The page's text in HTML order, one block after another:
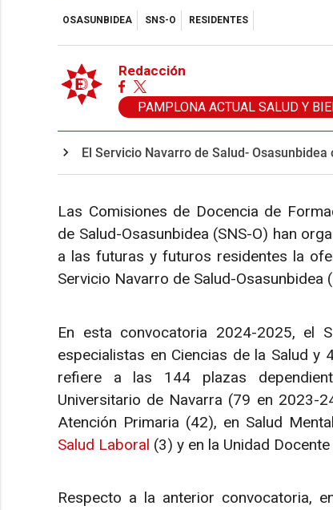
OSASUNBIDEA SNS-O RESIDENTES
Redacción
PAMPLONA ACTUAL SALUD Y
El Servicio Navarro de Salud-
Las Comisiones de Docencia de
de Salud-Osasunbidea (SNS-O) han
a las futuras y futuros residentes la
Servicio Navarro de Salud-Osasunbidea
En esta convocatoria 2024-2025, el
especialistas en Ciencias de la Salud y
refiere a las 144 plazas
Universitario de Navarra (79 en 2023-
Atención Primaria (42), en Salud
Salud Laboral (3) y en la Unidad
Respecto a la anterior convocatoria,